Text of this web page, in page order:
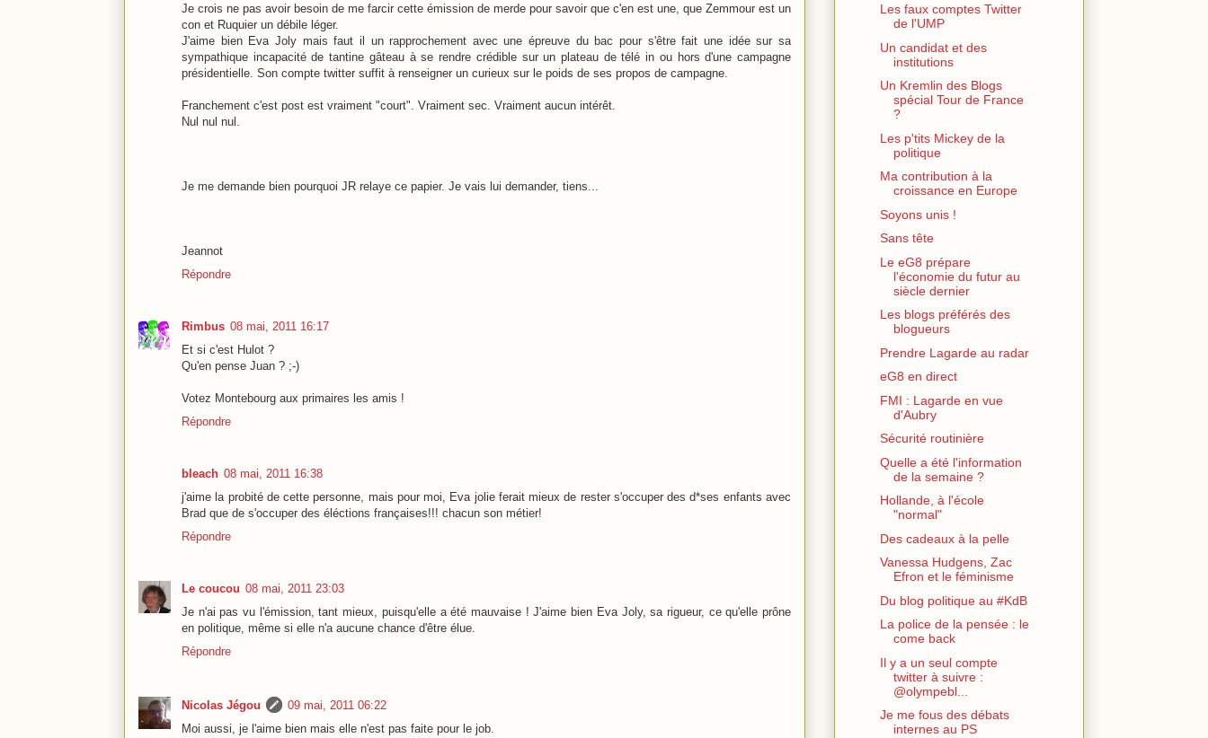
Je crois ne pas avoir besoin de me farcir cette émission de merde pour savoir que c'en est une, que Zemmour est un
con et Ruquier un débile léger.
J'aime bien Eva Joly mais faut il un rapprochement avec une épreuve du bac pour s'être fait une idée sur sa
sympathique incapacité de tantine gâteau à se rendre crédible sur un plateau de télé in ou hors d'une campagne
présidentielle. Son compte twitter suffit à renseigner un curieux sur le poids de ses propos de campagne.
Franchement c'est post est vraiment "court". Vraiment sec. Vraiment aucun intérêt.
Nul nul nul.
Je me demande bien pourquoi JR relaye ce papier. Je vais lui demander, tiens...
Jeannot
Répondre
Rimbus 08 mai, 2011 16:17
Et si c'est Hulot ?
Qu'en pense Juan ? ;-)
Votez Montebourg aux primaires les amis !
Répondre
bleach 08 mai, 2011 16:38
j'aime la probité de cette personne, mais pour moi, Eva jolie ferait mieux de rester s'occuper des d*ses enfants avec
Brad que de s'occuper des éléctions françaises!!! chacun son métier!
Répondre
Le coucou 08 mai, 2011 23:03
Je n'ai pas vu l'émission, tant mieux, puisqu'elle a été mauvaise ! J'aime bien Eva Joly, sa rigueur, ce qu'elle prône
en politique, même si elle n'a aucune chance d'être élue.
Répondre
Nicolas Jégou
09 mai, 2011 06:22
Moi aussi, je l'aime bien mais elle n'est pas faite pour le job.
Les faux comptes Twitter
de l'UMP
Un candidat et des
institutions
Un Kremlin des Blogs
spécial Tour de France
?
Les p'tits Mickey de la
politique
Ma contribution à la
croissance en Europe
Soyons unis !
Sans tête
Le eG8 prépare
l'économie du futur au
siècle dernier
Les blogs préférés des
blogueurs
Prendre Lagarde au radar
eG8 en direct
FMI : Lagarde en vue
d'Aubry
Sécurité routinière
Quelle a été l'information
de la semaine ?
Hollande, à l'école
"normal"
Des cadeaux à la pelle
Vanessa Hudgens, Zac
Efron et le féminisme
Du blog politique au #KdB
La police de la pensée : le
come back
Il y a un seul compte
twitter à suivre :
@olympebl...
Je me fous des débats
internes au PS